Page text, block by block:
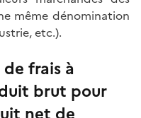
même dénomination
etc.).
frais à
brut pour